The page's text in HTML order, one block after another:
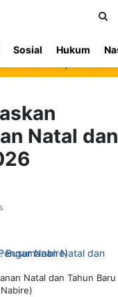
Sosial Hukum
Natal dan
Natal dan Tahun Baru